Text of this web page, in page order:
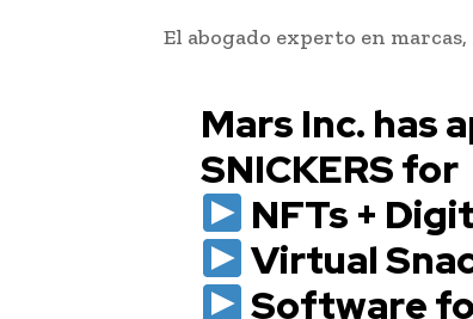
El abogado experto en
Mars Inc. has
SNICKERS for
NFTs +
Virtual
Software